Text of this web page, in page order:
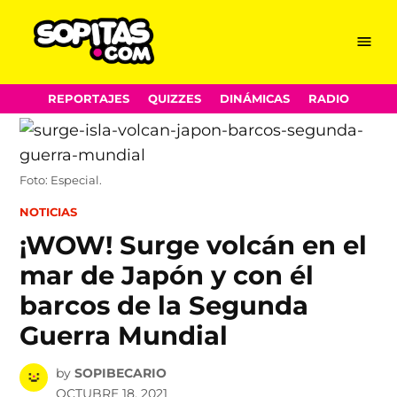
Skip
to
content
Menu
REPORTAJES QUIZZES DINÁMICAS RADIO
Foto: Especial.
POSTED
NOTICIAS
¡WOW! Surge volcán en el
mar de Japón y con él
barcos de la Segunda
Guerra Mundial
by SOPIBECARIO
OCTUBRE 18, 2021